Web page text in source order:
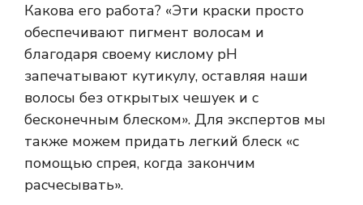
Какова его работа? «Эти краски просто
обеспечивают пигмент волосам и
благодаря своему кислому pH
запечатывают кутикулу, оставляя наши
волосы без открытых чешуек и с
бесконечным блеском». Для экспертов мы
также можем придать легкий блеск «с
помощью спрея, когда закончим
расчесывать».